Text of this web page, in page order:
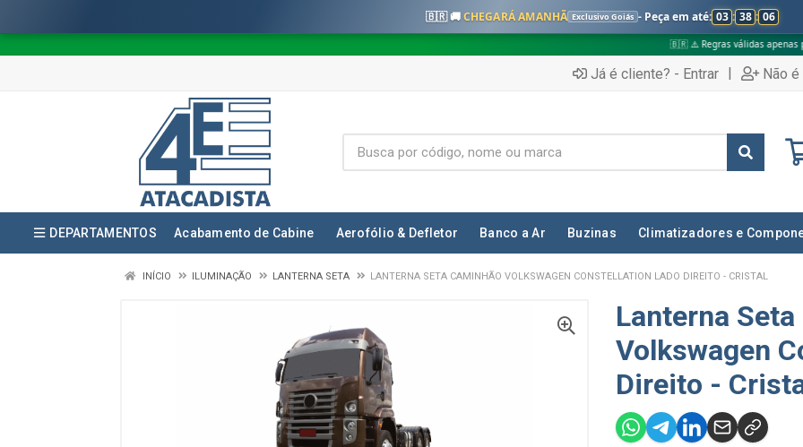
🇧🇷 🚚CHEGARÁ AMANHÃ Exclusivo Goiás - Peça em até: 03 : 38 : 05
🇧🇷 ⚠️ Regras válidas apenas para: ✅
Já é cliente? - Entrar | Não
DEPARTAMENTOS Acabamento de Cabine Aerofólio & Defletor Banco a Ar Buzinas Climatizadores e
INÍCIO ILUMINAÇÃO LANTERNA SETA LANTERNA SETA CAMINHÃO VOLKSWAGEN CONSTELLATION LADO DIREITO - CRISTAL
Lanterna
Volkswagen
Direito -